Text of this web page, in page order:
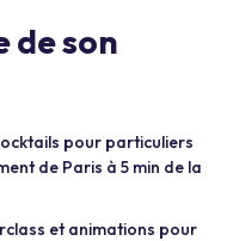
de son
pour particuliers
de Paris à 5 min de la
et animations pour